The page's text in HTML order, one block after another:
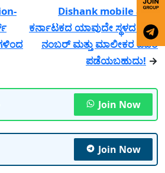
Dishank mobile app-
ಕರ್ನಾಟಕದ ಯಾವುದೇ ಸ್ಥಳದ ಸರ್ವೆ
ನಂಬರ್ ಮತ್ತು ಮಾಲೀಕರ ವಿವರ
ಪಡೆಯಬಹುದು! →
Join Now
Join Now